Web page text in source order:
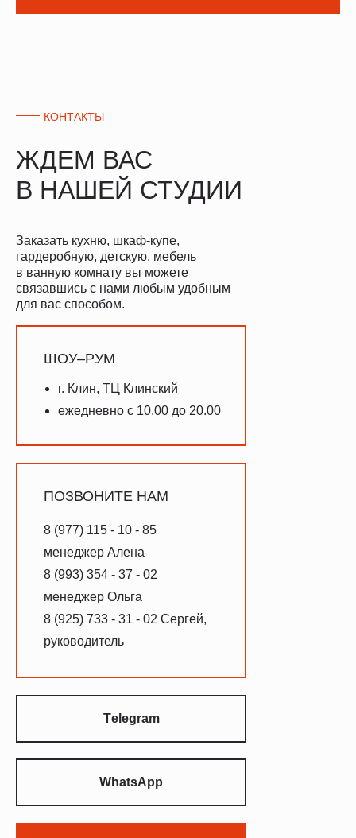
ПОЗВОНИТЕ НАМ
8 (977) 115 - 10 - 85
менеджер Алена
8 (993) 354 - 37 - 02
менеджер Ольга
8 (925) 733 - 31 - 02 Сергей,
руководитель
ШОУ–РУМ
г. Клин, ТЦ Клинский
ежедневно с 10.00 до 20.00
ЖДЕМ ВАС
В НАШЕЙ СТУДИИ
КОНТАКТЫ
Заказать кухню, шкаф-купе,
гардеробную, детскую, мебель
в ванную комнату вы можете
связавшись с нами любым удобным
для вас способом.
Тelegram
WhatsApp